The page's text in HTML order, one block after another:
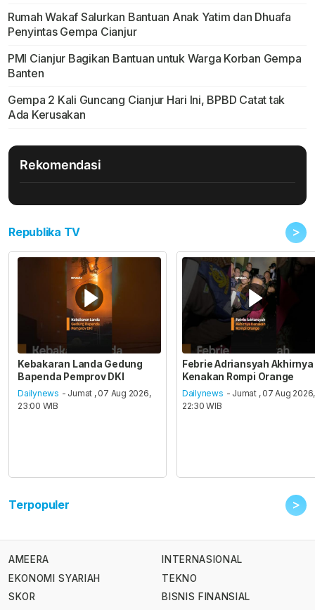
Rumah Wakaf Salurkan Bantuan Anak Yatim dan Dhuafa
Penyintas Gempa Cianjur
PMI Cianjur Bagikan Bantuan untuk Warga Korban Gempa
Banten
Gempa 2 Kali Guncang Cianjur Hari Ini, BPBD Catat tak
Ada Kerusakan
Rekomendasi
Republika TV >
Kebakaran Landa Gedung
Bapenda Pemprov DKI
Dailynews - Jumat , 07 Aug 2026,
23:00 WIB
Febrie Adriansyah Akhirnya
Kenakan Rompi Orange
Dailynews - Jumat , 07 Aug 2026,
22:30 WIB
Terpopuler >
AMEERA
EKONOMI SYARIAH
SKOR
INTERNASIONAL
TEKNO
BISNIS FINANSIAL